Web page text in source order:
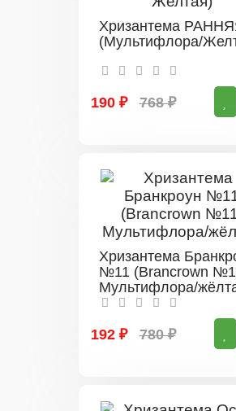
Хризантема
(Мультифлора/
190 ₽ 768 ₽
Хризантема
№11 (Brancrown
Мультифлора/
192 ₽ 780 ₽